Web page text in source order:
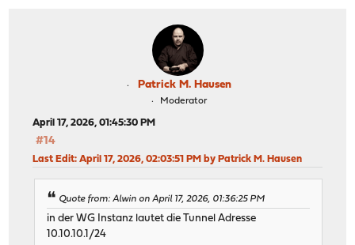
Patrick M. Hausen
Moderator
April 17, 2026, 01:45:30 PM
#14
Last Edit: April 17, 2026, 02:03:51 PM by Patrick M. Hausen
Quote from: Alwin on April 17, 2026, 01:36:25 PM
in der WG Instanz lautet die Tunnel Adresse
10.10.10.1/24